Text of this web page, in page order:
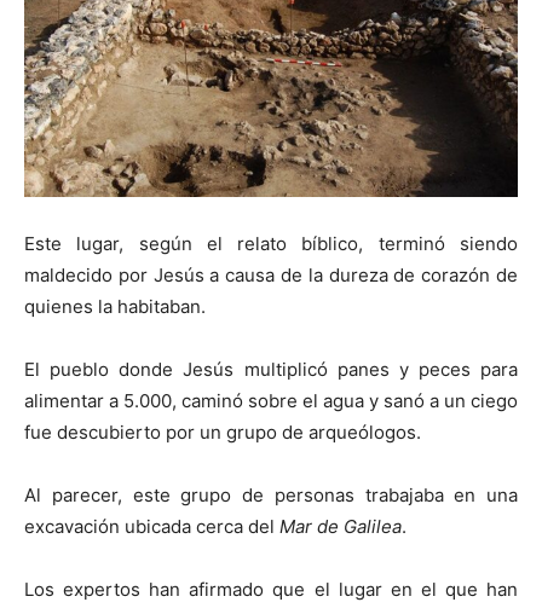
Este lugar, según el relato bíblico, terminó siendo
maldecido por Jesús a causa de la dureza de corazón de
quienes la habitaban.
El pueblo donde Jesús multiplicó panes y peces para
alimentar a 5.000, caminó sobre el agua y sanó a un ciego
fue descubierto por un grupo de arqueólogos.
Al parecer, este grupo de personas trabajaba en una
excavación ubicada cerca del Mar de Galilea.
Los expertos han afirmado que el lugar en el que han